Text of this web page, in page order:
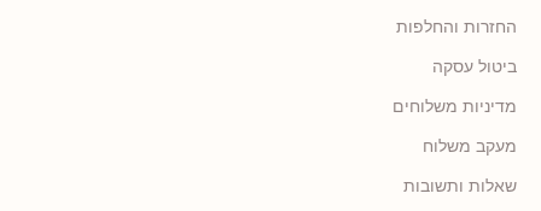
החזרות והחלפות
ביטול עסקה
מדיניות משלוחים
מעקב משלוח
שאלות ותשובות